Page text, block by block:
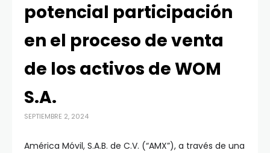
potencial participación
en el proceso de venta
de los activos de WOM
S.A.
SEPTIEMBRE 2, 2024
América Móvil, S.A.B. de C.V. (“AMX”), a través de una